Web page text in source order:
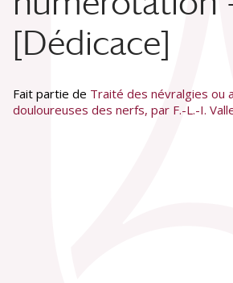
[Dédicace]
Fait partie de Traité des névralgies ou
douloureuses des nerfs, par F.-L.-I.